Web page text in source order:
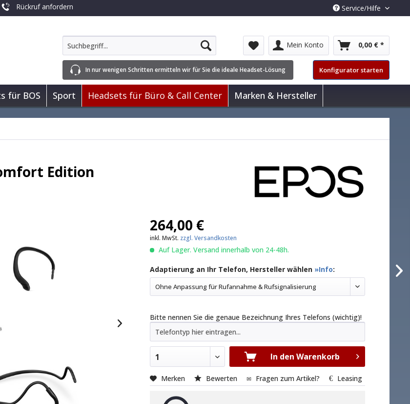
Rückruf anfordern Service/Hilfe
Mein Konto 0,00 € *
In nur wenigen Schritten ermitteln wir für Sie die ideale Headset-Lösung Konfigurator starten
für BOS Sport Headsets für Büro & Call Center Marken & Hersteller
Edition
264,00 €
inkl. MwSt. zzgl. Versandkosten
Auf Lager. Versand innerhalb von 24-48h.
Adaptierung an Ihr Telefon, Hersteller wählen »Info:
Ohne Anpassung für Rufannahme & Rufsignalisierung
Bitte nennen Sie die genaue Bezeichnung Ihres Telefons (wichtig)!
1 In den Warenkorb
Merken Bewerten Fragen zum Artikel? Leasing